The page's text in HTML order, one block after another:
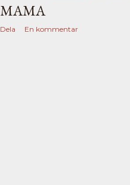
MAMA
Dela En kommentar